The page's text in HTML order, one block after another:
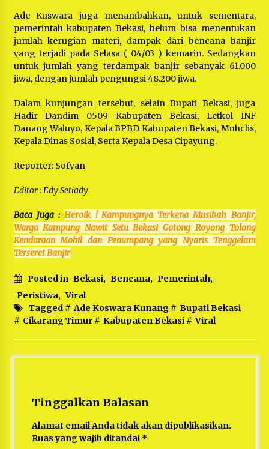
Ade Kuswara juga menambahkan, untuk sementara,
pemerintah kabupaten Bekasi, belum bisa menentukan
jumlah kerugian materi, dampak dari bencana banjir
yang terjadi pada Selasa ( 04/03 ) kemarin. Sedangkan
untuk jumlah yang terdampak banjir sebanyak 61.000
jiwa, dengan jumlah pengungsi 48.200 jiwa.
Dalam kunjungan tersebut, selain Bupati Bekasi, juga
Hadir Dandim 0509 Kabupaten Bekasi, Letkol INF
Danang Waluyo, Kepala BPBD Kabupaten Bekasi, Muhclis,
Kepala Dinas Sosial, Serta Kepala Desa Cipayung.
Reporter: Sofyan
Editor : Edy Setiady
Baca Juga :Heroik ! Kampungnya Terkena Musibah Banjir,
Warga Kampung Nawit Setu Bekasi Gotong Royong Tolong
Kendaraan Mobil dan Penumpang yang Nyaris Tenggelam
Terseret Banjir
Posted in Bekasi, Bencana, Pemerintah,
Peristiwa, Viral
Tagged # Ade Koswara Kunang# Bupati Bekasi
# Cikarang Timur# Kabupaten Bekasi# Viral
Tinggalkan Balasan
Alamat email Anda tidak akan dipublikasikan.
Ruas yang wajib ditandai *